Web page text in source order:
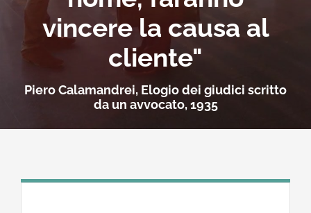
vincere la causa al
cliente"
Piero Calamandrei, Elogio dei giudici scritto
da un avvocato, 1935